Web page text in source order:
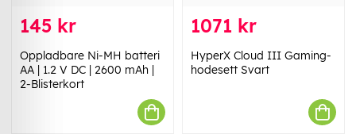
145 kr
Oppladbare Ni-MH batteri
AA | 1.2 V DC | 2600 mAh |
2-Blisterkort
1071 kr
HyperX Cloud III Gaming-
hodesett Svart